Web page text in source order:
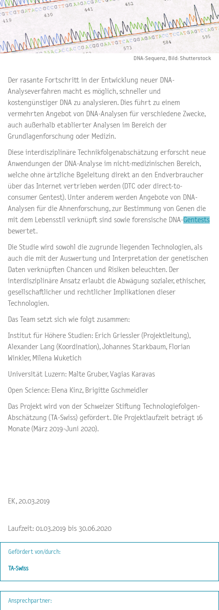
DNA-Sequenz, Bild: Shutterstock
Der rasante Fortschritt in der Entwicklung neuer DNA-
Analyseverfahren macht es möglich, schneller und
kostengünstiger DNA zu analysieren. Dies führt zu einem
vermehrten Angebot von DNA-Analysen für verschiedene Zwecke,
auch außerhalb etablierter Analysen im Bereich der
Grundlagenforschung oder Medizin.
Diese interdisziplinäre Technikfolgenabschätzung erforscht neue
Anwendungen der DNA-Analyse im nicht-medizinischen Bereich,
welche ohne ärtzliche Bgeleitung direkt an den Endverbraucher
über das Internet vertrieben werden (DTC oder direct-to-
consumer Gentest). Unter anderem werden Angebote von DNA-
Analysen für die Ahnenforschung, zur Bestimmung von Genen die
mit dem Lebensstil verknüpft sind sowie forensische DNA-Gentests
bewertet.
Die Studie wird sowohl die zugrunde liegenden Technologien, als
auch die mit der Auswertung und Interpretation der genetischen
Daten verknüpften Chancen und Risiken beleuchten. Der
interdisziplinäre Ansatz erlaubt die Abwägung sozialer, ethischer,
gesellschaftlicher und rechtlicher Implikationen dieser
Technologien.
Das Team setzt sich wie folgt zusammen:
Institut für Höhere Studien: Erich Griessler (Projektleitung),
Alexander Lang (Koordination), Johannes Starkbaum, Florian
Winkler, Milena Wuketich
Universität Luzern: Malte Gruber, Vagias Karavas
Open Science: Elena Kinz, Brigitte Gschmeidler
Das Projekt wird von der Schweizer Stiftung Technologiefolgen-
Abschätzung (TA-Swiss) gefördert. Die Projektlaufzeit beträgt 16
Monate (März 2019-Juni 2020).
EK, 20.03.2019
Laufzeit: 01.03.2019 bis 30.06.2020
Gefördert von/durch:
TA-Swiss
Ansprechpartner: